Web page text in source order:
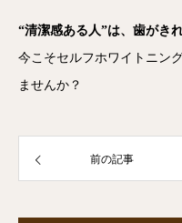
“清潔感ある人”は、歯がきれ
今こそセルフホワイトニン
ませんか？
前の記事